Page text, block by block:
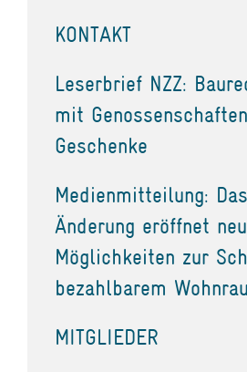
KONTAKT
Leserbrief NZZ:
mit
Geschenke
Medienmitteilung:
Änderung eröffnet
Möglichkeiten zur
bezahlbarem
MITGLIEDER